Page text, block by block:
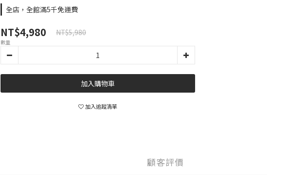
全店，全館滿5千免運費
NT$4,980 NT$5,980
數量
加入購物車
加入追蹤清單
顧客評價